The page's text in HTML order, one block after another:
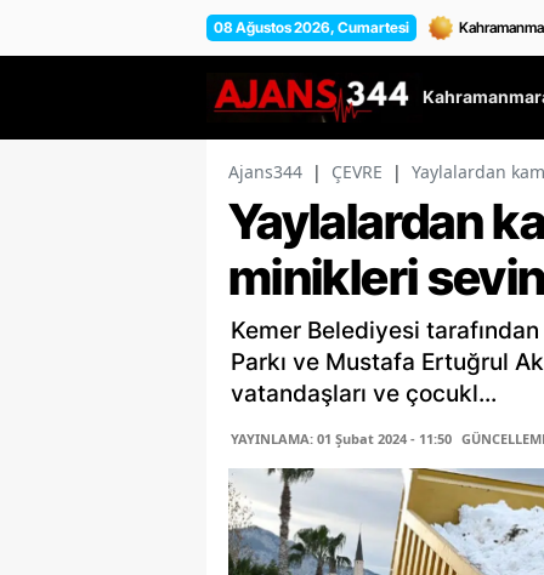
08 Ağustos 2026, Cumartesi
Ajans344 | ÇEVRE | Yaylalardan
Yaylalardan
minikleri
Kemer Belediyesi
Parkı ve Mustafa Ertuğrul
vatandaşları ve çocukl...
YAYINLAMA: 01 Şubat 2024 - 11:50